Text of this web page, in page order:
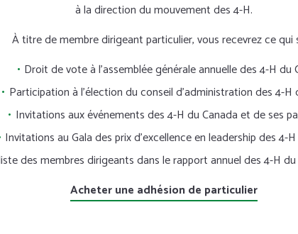
à la direction du mouvement des 4-H.
À titre de membre dirigeant particulier, vous recevrez ce qui
Droit de vote à l’assemblée générale annuelle des 4-H du
Participation à l’élection du conseil d’administration des 4-H
Invitations aux événements des 4-H du Canada et de ses
Invitations au Gala des prix d’excellence en leadership des 4-
des membres dirigeants dans le rapport annuel des 4-H
Acheter une adhésion de particulier